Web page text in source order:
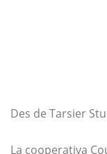
Des de Tarsier
La cooperativa